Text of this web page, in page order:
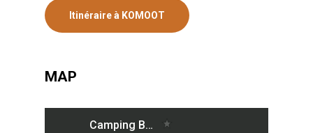
Itinéraire à KOMOOT
MAP